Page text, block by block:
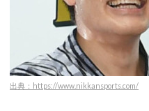
出典：https://www.nikkansports.com/